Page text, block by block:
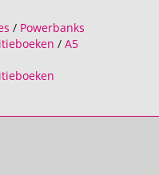
/ Powerbanks
/ A5